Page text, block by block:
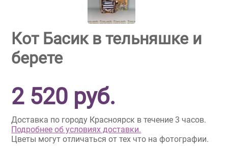
Кот Басик в тельняшке и
берете
2 520 руб.
Доставка по городу Красноярск в течение 3 часов.
Подробнее об условиях доставки.
Цветы могут отличаться от тех что на фотографии.